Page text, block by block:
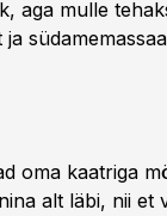
aga mulle
oma kaatriga
alt läbi, nii et